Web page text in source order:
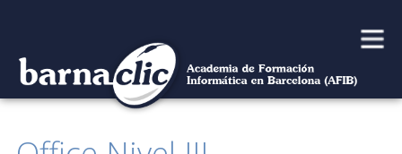
menu
content